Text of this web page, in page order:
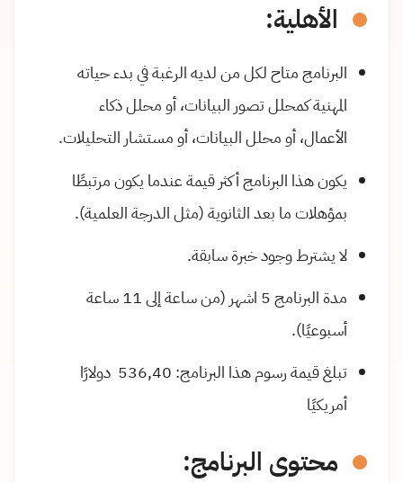
الأهلية:
البرنامج متاح لكل من لديه الرغبة في بدء حياته
المهنية كمحلل تصور البيانات، أو محلل ذكاء
الأعمال، أو محلل البيانات، أو مستشار التحليلات.
يكون هذا البرنامج أكثر قيمة عندما يكون مرتبطًا
بمؤهلات ما بعد الثانوية (مثل الدرجة العلمية).
لا يشترط وجود خبرة سابقة.
مدة البرنامج 5 اشهر (من ساعة إلى 11 ساعة
أسبوعيًا).
تبلغ قيمة رسوم هذا البرنامج: 536,40 دولارًا
أمريكيًا
محتوى البرنامج: